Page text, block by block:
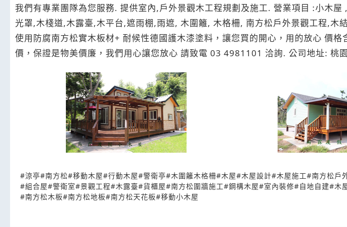
我們有專業團隊為您服務. 提供室內,戶外景觀木工程規劃及施工. 營業項目 :小木
光罩,木棧道,木露臺,木平台,遮雨棚,雨遮, 木圍籬, 木格柵, 南方松戶外景觀工程,
使用防腐南方松實木板材+ 耐候性德國護木漆塗料，讓您買的開心，用的放心 價
價，保證是物美價廉，我們用心讓您放心 請致電 03 4981101 洽詢. 公司地址: 桃
#涼亭#南方松#移動木屋#行動木屋#警衛亭#木圍籬木格柵#木屋#木屋設計#木屋施工#南方松戶
#組合屋#警衛室#景觀工程#木露臺#貨櫃屋#南方松圍牆施工#鋼構木屋#室內裝修#自地自建#木
#南方松木板#南方松地板#南方松天花板#移動小木屋